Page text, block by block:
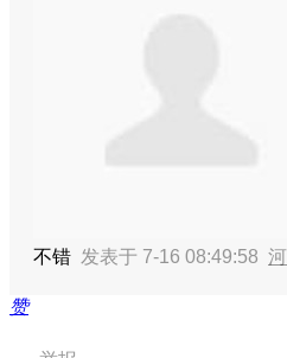
不错 发表于 7-16 08:49:58
赞